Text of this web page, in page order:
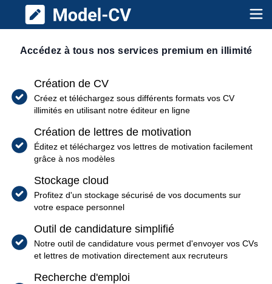
Model CV
Accédez à tous nos services premium en illimité
Création de CV
Créez et téléchargez sous différents formats vos CV
illimités en utilisant notre éditeur en ligne
Création de lettres de motivation
Éditez et téléchargez vos lettres de motivation facilement
grâce à nos modèles
Stockage cloud
Profitez d'un stockage sécurisé de vos documents sur
votre espace personnel
Outil de candidature simplifié
Notre outil de candidature vous permet d'envoyer vos CVs
et lettres de motivation directement aux recruteurs
Recherche d'emploi